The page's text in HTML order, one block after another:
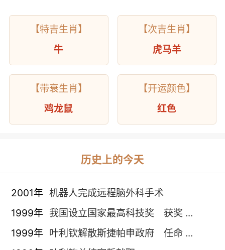
【特吉生肖】
牛
【次吉生肖】
虎马羊
【带衰生肖】
鸡龙鼠
【开运颜色】
红色
历史上的今天
2001年 机器人完成远程脑外科手术
1999年 我国设立国家最高科技奖 获奖 ...
1999年 叶利钦解散斯捷帕申政府 任命 ...